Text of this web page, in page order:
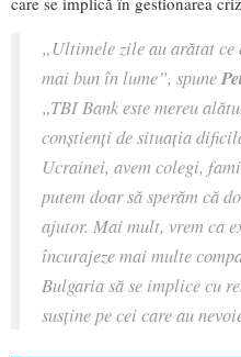
„Ultimele zile au arătat ce
mai bun în lume”, spune
„TBI Bank este mereu
conștienți de situația
Ucrainei, avem colegi,
putem doar să sperăm că
ajutor. Mai mult, vrem ca
încurajeze mai multe
Bulgaria să se implice cu
susține pe cei care au